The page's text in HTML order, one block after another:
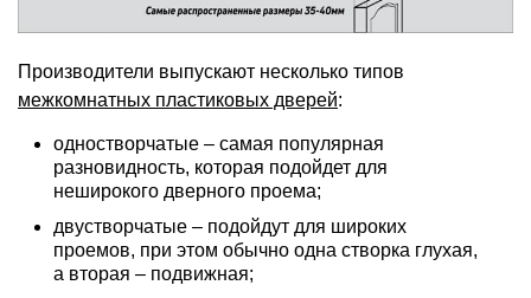
Производители выпускают несколько типов
межкомнатных пластиковых дверей:
одностворчатые – самая популярная
разновидность, которая подойдет для
неширокого дверного проема;
двустворчатые – подойдут для широких
проемов, при этом обычно одна створка глухая,
а вторая – подвижная;